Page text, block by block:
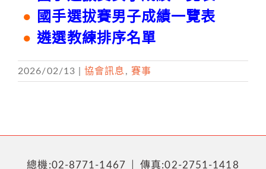
● 國手選拔賽男子成績一覽表
● 遴選教練排序名單
2026/02/13 協會訊息 , 賽事
總機:02-8771-1467 │ 傳真:02-2751-1418